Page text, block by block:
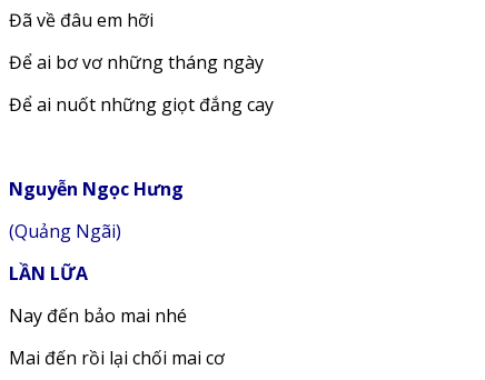
Đã về đâu em hỡi
Để ai bơ vơ những tháng ngày
Để ai nuốt những giọt đắng cay
Nguyễn Ngọc Hưng
(Quảng Ngãi)
LẦN LỮA
Nay đến bảo mai nhé
Mai đến rồi lại chối mai cơ